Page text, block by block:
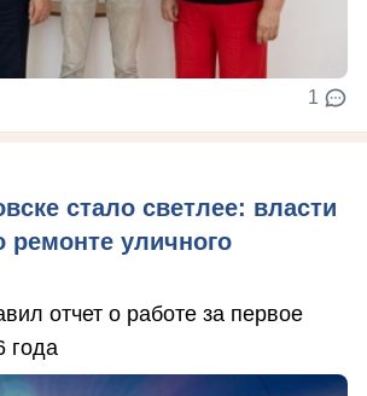
1
стало светлее: власти
ремонте уличного
отчет о работе за первое
года